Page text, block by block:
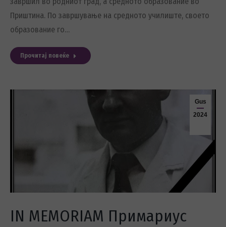
Приштина. По завршување на средното училиште, своето
образование го…
Прочитај повеќе
Gus
2024
IN MEMORIAM Примариус